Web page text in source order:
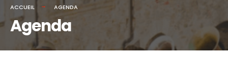
ACCUEIL AGENDA
Agenda